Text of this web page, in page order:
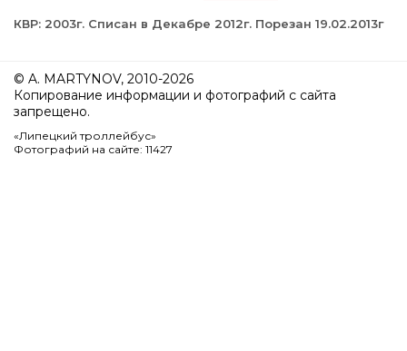
КВР: 2003г. Списан в Декабре 2012г. Порезан 19.02.2013г
© A. MARTYNOV, 2010-2026
Копирование информации и фотографий с сайта
запрещено.
«Липецкий троллейбус»
Фотографий на сайте: 11427